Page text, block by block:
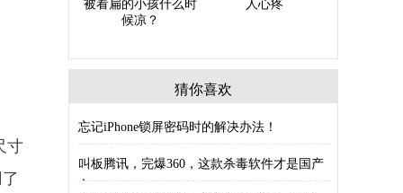
寸
猜你喜欢
忘记iPhone锁屏密码时的解决办法！
叫板腾讯，完爆360，这款杀毒软件才是国产
良